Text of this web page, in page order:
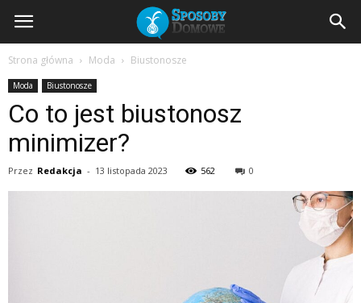
SposobyDomowe.pl
Strona główna Moda Biustonosze
Moda Biustonosze
Co to jest biustonosz
minimizer?
Przez Redakcja - 13 listopada 2023 562 0